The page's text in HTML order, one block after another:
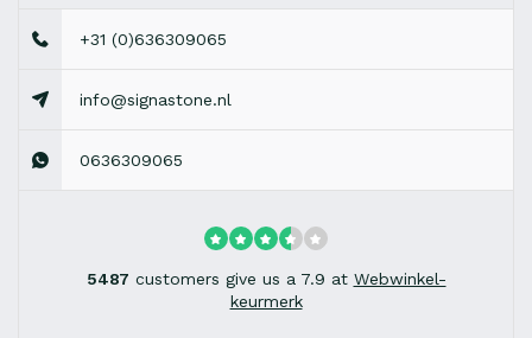
+31 (0)636309065
info@signastone.nl
0636309065
5487 customers give us a 7.9 at Webwinkel-
keurmerk